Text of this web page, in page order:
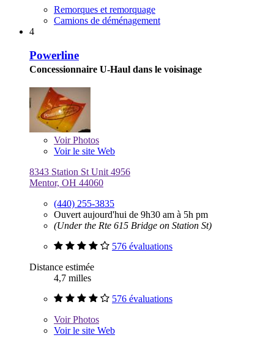
Remorques et remorquage
Camions de déménagement
4
Powerline
Concessionnaire U-Haul dans le voisinage
VoirPhotos
Voir le site Web
8343 Station St Unit 4956
Mentor, OH 44060
(440) 255-3835
Ouvert aujourd'hui de 9h30 am à 5h pm
(Under the Rte 615 Bridge on Station St)
576 évaluations
Distance estimée
4,7 milles
576 évaluations
VoirPhotos
Voir le site Web